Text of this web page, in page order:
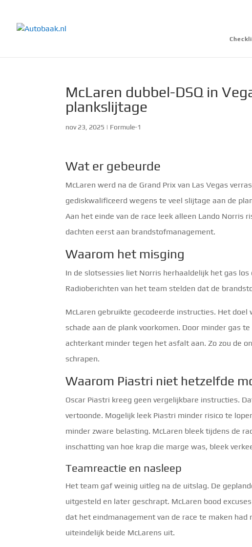
McLaren dubbel-DSQ in
plankslijtage
nov 23, 2025 | Formule-1
Wat er gebeurde
McLaren werd na de Grand Prix van Las Vegas
gediskwalificeerd wegens te veel slijtage aan de
Aan het einde van de race leek alleen Lando Norris
dachten eerst aan brandstofmanagement.
Waarom het misging
In de slotsessies liet Norris herhaaldelijk het gas
Radioberichten van het team stelden dat de
McLaren gebruikte gecodeerde instructies. Het
schade aan de plank voorkomen. Door minder gas
achterkant minder tegen het asfalt aan. Zo zou de
schrapen.
Waarom Piastri niet hetzelfde
Oscar Piastri kreeg geen vergelijkbare instructies.
vertoonde. Mogelijk leek Piastri minder risico te
minder zware belasting. McLaren bleek tijdens de
inschatting van hoe krap die marge was, bleek
Teamreactie en nasleep
Het team gaf weinig uitleg na de uitslag. De
uitgesteld en later geschrapt. McLaren bood
dat het eindmanagement van de race te maken
uiteindelijk beide McLarens uit.